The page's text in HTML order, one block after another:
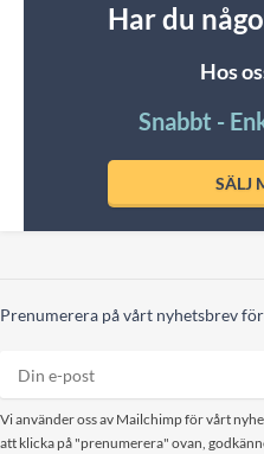
Har du
Hos
Snabbt -
SÄLJ
Prenumerera på vårt nyhetsbrev
Vi använder oss av Mailchimp för vårt
att klicka på "prenumerera" ovan,